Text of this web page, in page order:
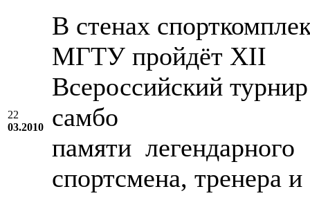
22
03.2010
В стенах
МГТУ пройдёт XII
Всероссийский
самбо
памяти легендарного
спортсмена, тренера и